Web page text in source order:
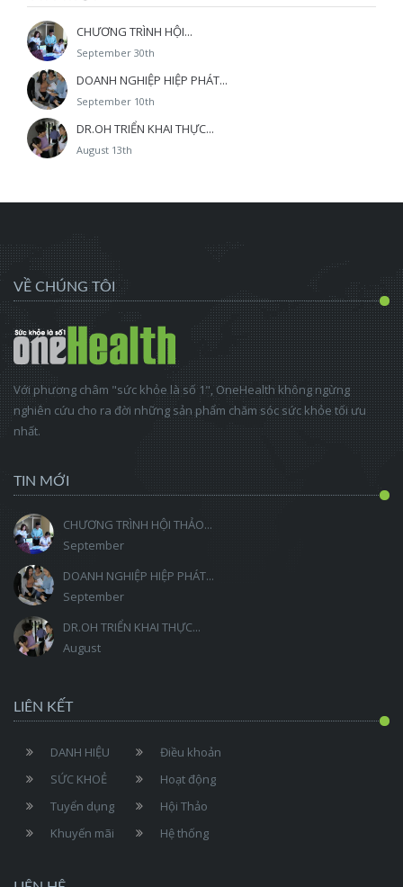
CHƯƠNG TRÌNH HỘI...
September 30th
DOANH NGHIỆP HIỆP PHÁT...
September 10th
DR.OH TRIỂN KHAI THỰC...
August 13th
VỀ CHÚNG TÔI
Với phương châm "sức khỏe là số 1", OneHealth không ngừng
nghiên cứu cho ra đời những sản phẩm chăm sóc sức khỏe tối ưu
nhất.
TIN MỚI
CHƯƠNG TRÌNH HỘI THẢO...
September
DOANH NGHIỆP HIỆP PHÁT...
September
DR.OH TRIỂN KHAI THỰC...
August
LIÊN KẾT
DANH HIỆU
SỨC KHOẺ
Tuyển dụng
Khuyến mãi
Điều khoản
Hoạt động
Hội Thảo
Hệ thống